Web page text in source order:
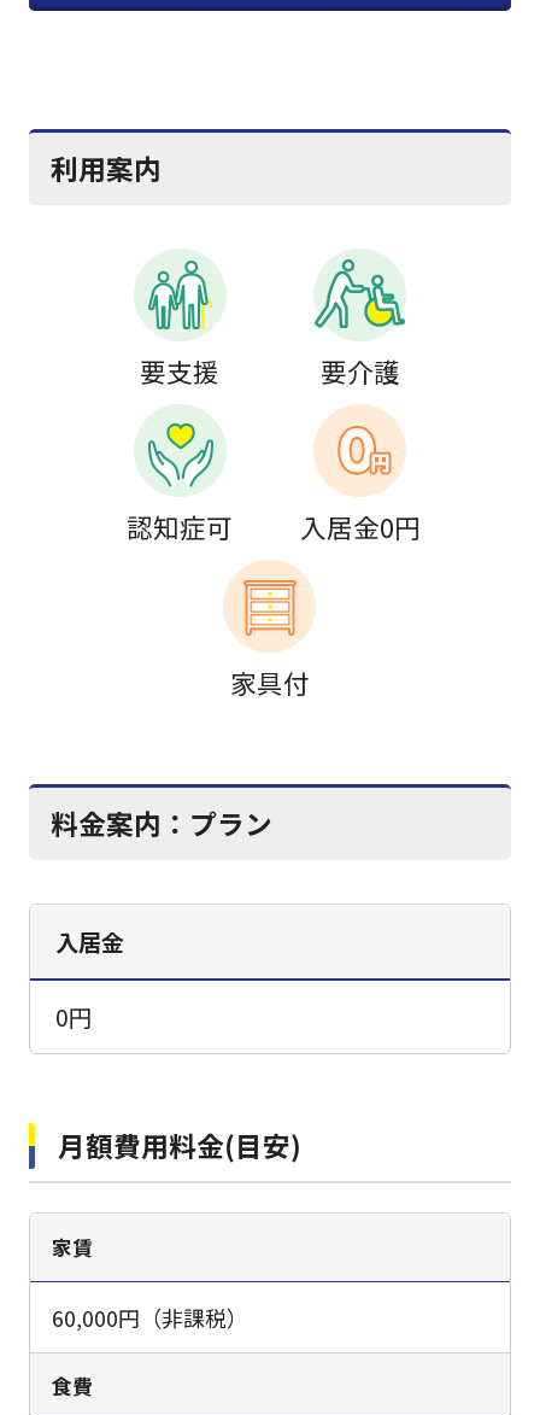
利用案内
要支援 要介護
認知症可 入居金0円
家具付
料金案内： プラン
入居金
0円
月額費用料金(目安)
家賃
60,000円（非課税）
食費